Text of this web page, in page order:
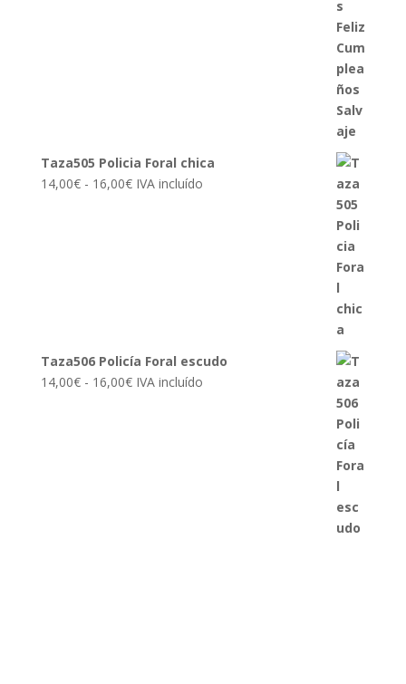
Taza505 Policia Foral chica
14,00€ - 16,00€Rango
IVA incluído
Taza506 Policía Foral escudo
14,00€ - 16,00€Rango
IVA incluído